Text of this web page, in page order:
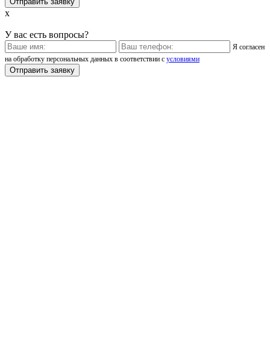
x
У вас есть вопросы?
Я согласен
на обработку персональных данных в соответствии с условиями